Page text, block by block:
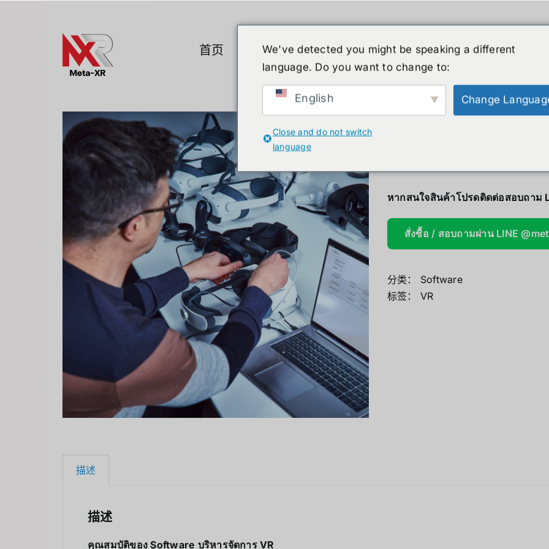
首页 产品
Promotion
Flipper Zero 替代方案
Devices
VR (Virtual Reality)
AR/MR
MR (Mixed Reality)
Quest & Quest Accessories
Apple Vision Pro
B. Smart Glasses &
Wearables
Xreal
Microsoft Hololens 2
Bestseller
VGA Card
Supermicro
人形机器人 新闻 服务 商店
VR
หากสนใจสินค้าโปรดติดต่อสอบถาม
สั่งซื้อ / สอบถามผ่าน LINE
分类： Software
标签： VR
描述
描述
คุณสมบัติของ Software บริหารจัดการ VR
We've detected you might be speaking a different
language. Do you want to change to:
English Change
Close and do not switch
language